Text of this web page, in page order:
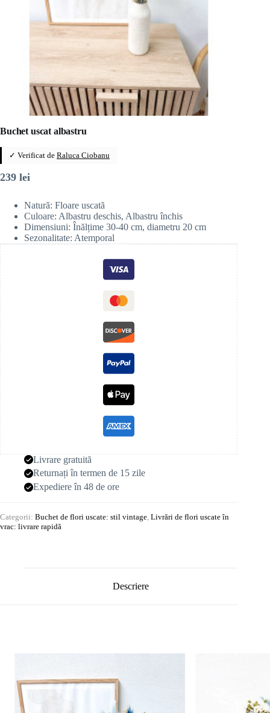
Buchet uscat albastru
✓ Verificat de Raluca Ciobanu
239 lei
Natură: Floare uscată
Culoare: Albastru deschis, Albastru închis
Dimensiuni: Înălțime 30-40 cm, diametru 20 cm
Sezonalitate: Atemporal
Livrare gratuită
Returnați în termen de 15 zile
Expediere în 48 de ore
Categorii: Buchet de flori uscate: stil vintage, Livrări de flori uscate în
vrac: livrare rapidă
Descriere